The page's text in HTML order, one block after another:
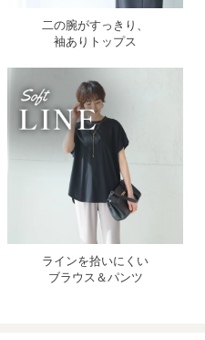
二の腕がすっきり、
袖ありトップス
ラインを拾いにくい
ブラウス＆パンツ